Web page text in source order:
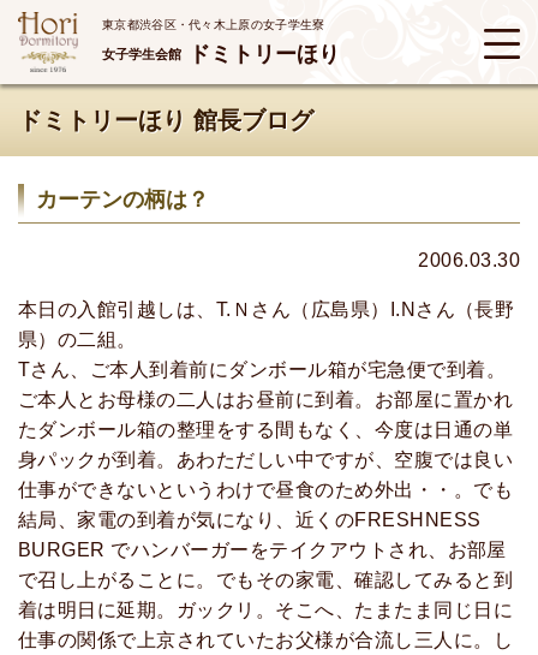
東京都渋谷区・代々木上原の女子学生寮
女子学生会館 ドミトリーほり
ドミトリーほり 館長ブログ
カーテンの柄は？
2006.03.30
本日の入館引越しは、T.Ｎさん（広島県）I.Nさん（長野
県）の二組。
Tさん、ご本人到着前にダンボール箱が宅急便で到着。
ご本人とお母様の二人はお昼前に到着。お部屋に置かれ
たダンボール箱の整理をする間もなく、今度は日通の単
身パックが到着。あわただしい中ですが、空腹では良い
仕事ができないというわけで昼食のため外出・・。でも
結局、家電の到着が気になり、近くのFRESHNESS
BURGER でハンバーガーをテイクアウトされ、お部屋
で召し上がることに。でもその家電、確認してみると到
着は明日に延期。ガックリ。そこへ、たまたま同じ日に
仕事の関係で上京されていたお父様が合流し三人に。し